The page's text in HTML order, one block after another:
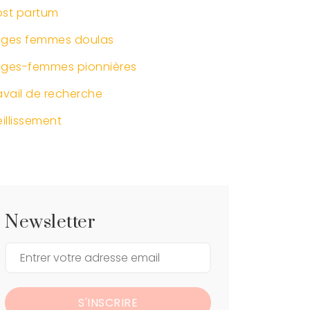
partum
femmes doulas
femmes pionnières
de recherche
Newsletter
S'INSCRIRE